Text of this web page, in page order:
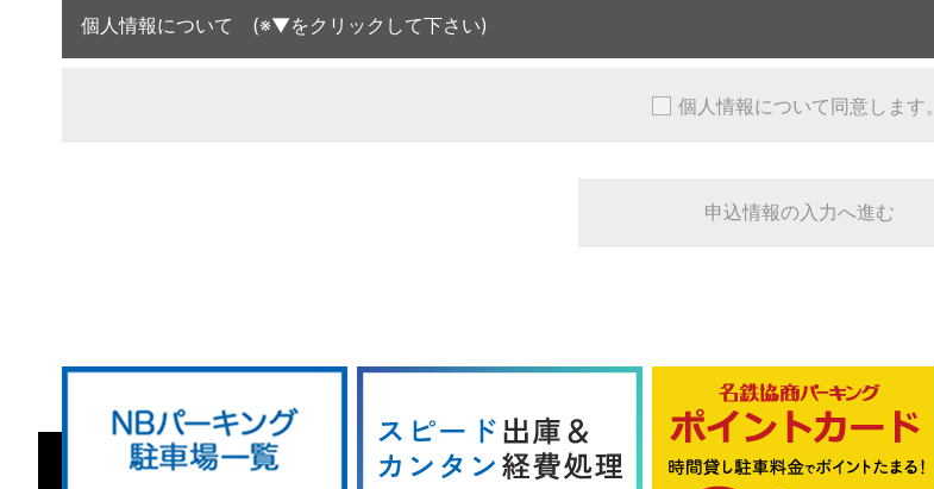
個人情報について (※▼をクリックして下さい)
個人情報について同意します。